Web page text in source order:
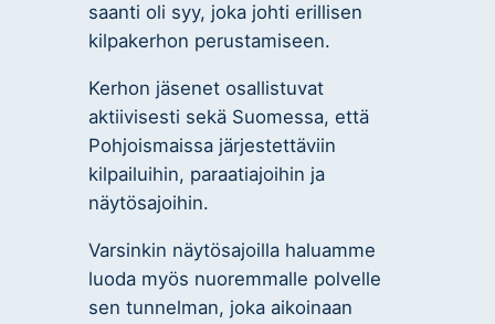
saanti oli syy, joka johti erillisen
kilpakerhon perustamiseen.
Kerhon jäsenet osallistuvat
aktiivisesti sekä Suomessa, että
Pohjoismaissa järjestettäviin
kilpailuihin, paraatiajoihin ja
näytösajoihin.
Varsinkin näytösajoilla haluamme
luoda myös nuoremmalle polvelle
sen tunnelman, joka aikoinaan